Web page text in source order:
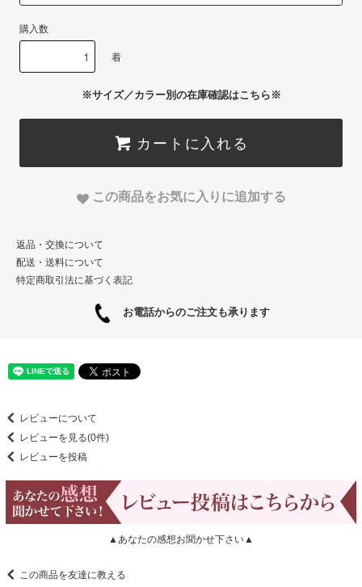
購入数
着
※サイズ／カラー別の在庫確認はこちら※
カートに入れる
この商品をお気に入りに追加する
返品・交換について
配送・送料について
特定商取引法に基づく表記
お電話からのご注文も承ります
レビューについて
レビューを見る(0件)
レビューを投稿
▲あなたの感想お聞かせ下さい▲
この商品を友達に教える